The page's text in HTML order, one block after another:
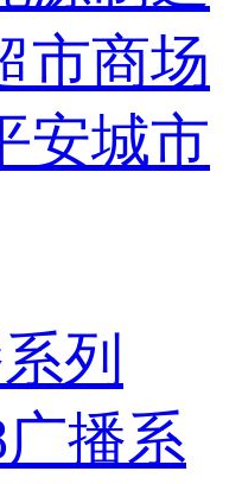
市商场
安城市
列
播系